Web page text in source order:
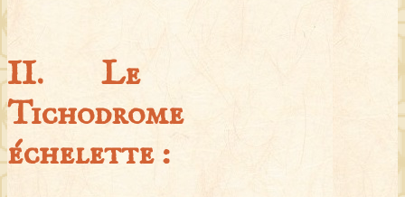
II. Le
Tichodrome
échelette :